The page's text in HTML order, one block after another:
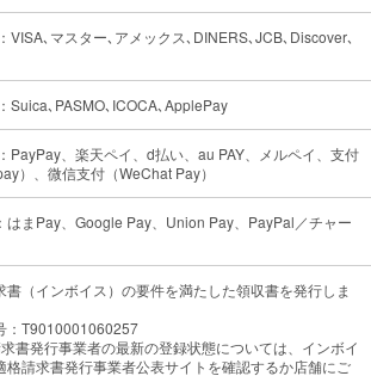
VISA､マスター､アメックス､DINERS､JCB､Discover､
Suica､PASMO､ICOCA､ApplePay
PayPay、楽天ペイ、d払い、au PAY、メルペイ、支付
）、微信支付（WeChat Pay）
はまPay、Google Pay、Union Pay、PayPal／チャー
書（インボイス）の要件を満たした領収書を発行しま
：T9010001060257
書発行事業者の最新の登録状態については、インボイ
格請求書発行事業者公表サイトを確認するか店舗にご